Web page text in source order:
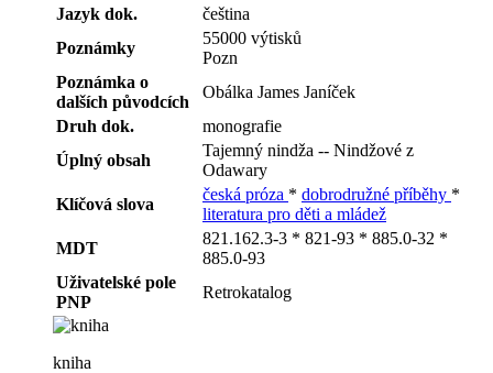
Jazyk dok.
čeština
Poznámky
55000 výtisků
Pozn
Poznámka o
dalších původcích
Obálka James Janíček
Druh dok.
monografie
Úplný obsah
Tajemný nindža -- Nindžové z
Odawary
Klíčová slova
česká próza * dobrodružné příběhy *
literatura pro děti a mládež
MDT
821.162.3-3 * 821-93 * 885.0-32 *
885.0-93
Uživatelské pole
PNP
Retrokatalog
kniha